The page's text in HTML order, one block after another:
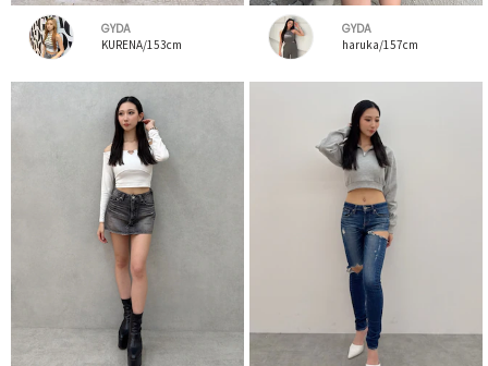
GYDA
KURENA/153cm
GYDA
haruka/157cm